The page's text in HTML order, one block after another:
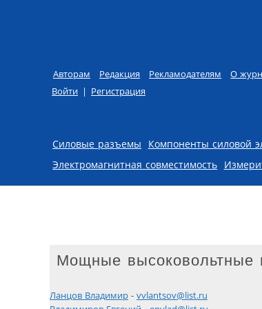
Авторам Редакция Рекламодателям
О
Войти | Регистрация
Skip to content
Силовые разъемы Компоненты силовой
Электромагнитная совместимость
Мощные высоковольтные
Ланцов Владимир - vvlantsov@list.ru